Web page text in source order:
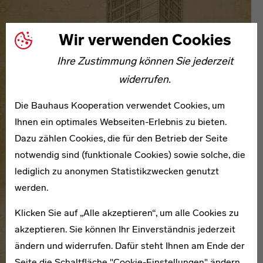
Wir verwenden Cookies
Ihre Zustimmung können Sie jederzeit
widerrufen.
Die Bauhaus Kooperation verwendet Cookies, um
Ihnen ein optimales Webseiten-Erlebnis zu bieten.
Dazu zählen Cookies, die für den Betrieb der Seite
notwendig sind (funktionale Cookies) sowie solche, die
lediglich zu anonymen Statistikzwecken genutzt
werden.
Klicken Sie auf „Alle akzeptieren“, um alle Cookies zu
akzeptieren. Sie können Ihr Einverständnis jederzeit
ändern und widerrufen. Dafür steht Ihnen am Ende der